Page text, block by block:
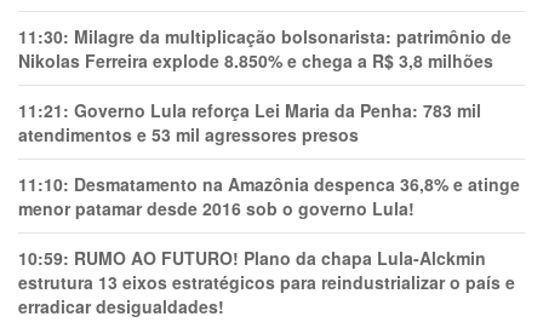
11:30: Milagre da multiplicação bolsonarista: patrimônio de
Nikolas Ferreira explode 8.850% e chega a R$ 3,8 milhões
11:21: Governo Lula reforça Lei Maria da Penha: 783 mil
atendimentos e 53 mil agressores presos
11:10: Desmatamento na Amazônia despenca 36,8% e atinge
menor patamar desde 2016 sob o governo Lula!
10:59: RUMO AO FUTURO! Plano da chapa Lula-Alckmin
estrutura 13 eixos estratégicos para reindustrializar o país e
erradicar desigualdades!